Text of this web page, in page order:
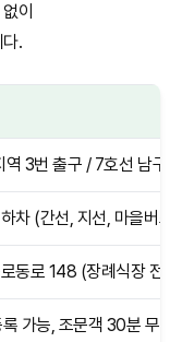
이
.
3번 출구 / 7호선 남구
차 (간선, 지선, 마을버스
동로 148 (장례식장 전
가능, 조문객 30분 무료